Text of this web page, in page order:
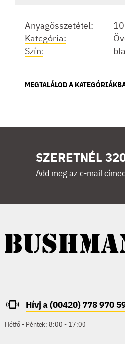
Anyagösszetétel:
Kategória:
Szín:
MEGTALÁLOD A
SZERETNÉL
Add meg az e-mail
Hívj a (00420) 778 970
Hétfő - Péntek: 8:00 - 17:00